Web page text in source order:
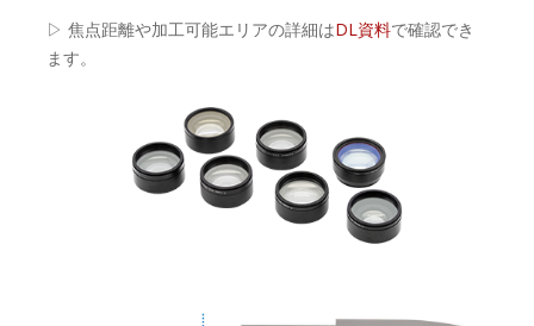
▷ 焦点距離や加工可能エリアの詳細はDL資料で確認でき
ます。